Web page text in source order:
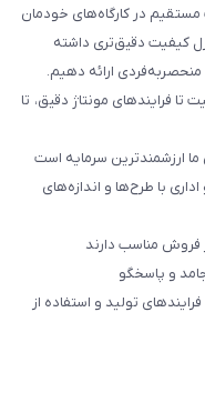
در کارگاه‌های خودمان
کیفیت دقیق‌تری داشته
ارائه دهیم.
تا فرایندهای مونتاژ دقیق، تا
ارزشمندترین سرمایه است
با طرح‌ها و اندازه‌های
فروش مناسب دارند
و پاسخگو
تولید و استفاده از